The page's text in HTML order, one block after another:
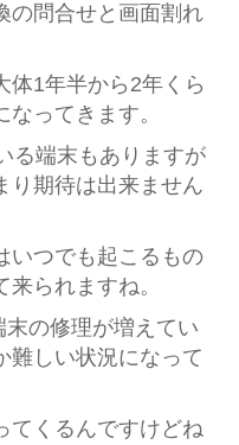
の問合せと画面割れ
体1年半から2年くら
ってきます。
る端末もありますが
り期待は出来ません
いつでも起こるもの
られますね。
の修理が増えてい
難しい状況になって
てくるんですけどね